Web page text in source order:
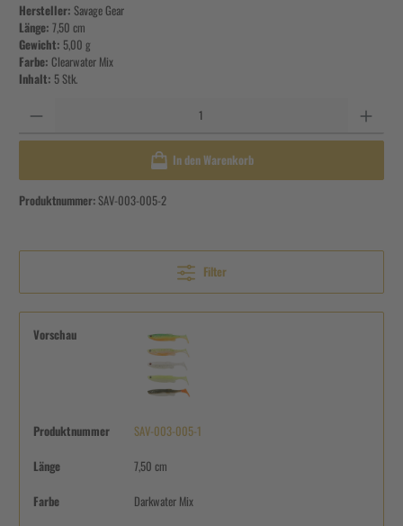
Hersteller: Savage Gear
Länge: 7,50 cm
Gewicht: 5,00 g
Farbe: Clearwater Mix
Inhalt: 5 Stk.
In den Warenkorb
Produktnummer:SAV-003-005-2
Filter
Vorschau
Produktnummer SAV-003-005-1
Länge 7,50 cm
Farbe Darkwater Mix